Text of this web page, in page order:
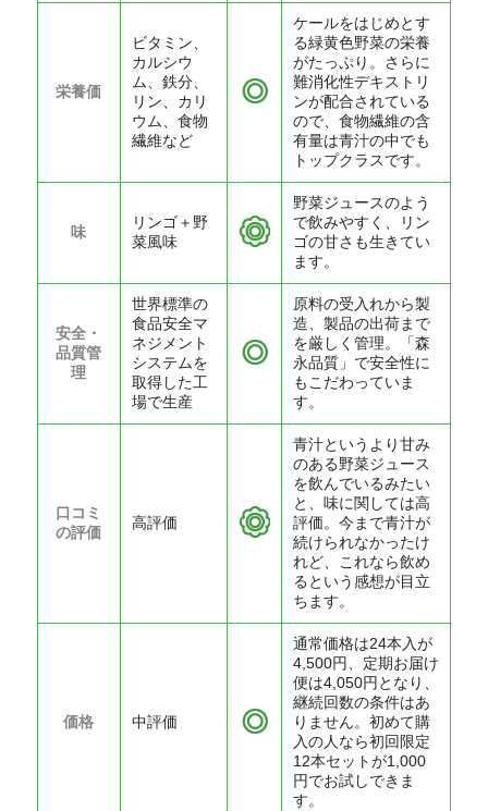
栄養価
ビタミン、
カルシウ
ム、鉄分、
リン、カリ
ウム、食物
繊維など
ケールをはじめとす
る緑黄色野菜の栄養
がたっぷり。さらに
難消化性デキストリ
ンが配合されている
ので、食物繊維の含
有量は青汁の中でも
トップクラスです。
味
リンゴ＋野
菜風味
野菜ジュースのよう
で飲みやすく、リン
ゴの甘さも生きてい
ます。
安全・
品質管
理
世界標準の
食品安全マ
ネジメント
システムを
取得した工
場で生産
原料の受入れから製
造、製品の出荷まで
を厳しく管理。「森
永品質」で安全性に
もこだわっていま
す。
口コミ
の評価
高評価
青汁というより甘み
のある野菜ジュース
を飲んでいるみたい
と、味に関しては高
評価。今まで青汁が
続けられなかったけ
れど、これなら飲め
るという感想が目立
ちます。
価格 中評価
通常価格は24本入が
4,500円、定期お届け
便は4,050円となり、
継続回数の条件はあ
りません。初めて購
入の人なら初回限定
12本セットが1,000
円でお試しできま
す。